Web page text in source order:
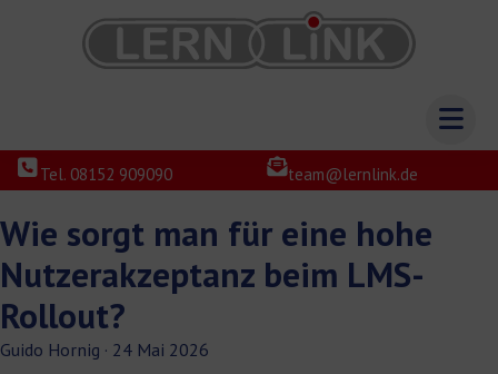
Tel. 08152 909090 team@lernlink.de
Wie sorgt man für eine hohe
Nutzerakzeptanz beim LMS-
Rollout?
Guido Hornig · 24 Mai 2026